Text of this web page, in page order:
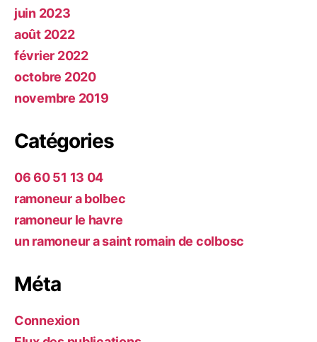
juin 2023
août 2022
février 2022
octobre 2020
novembre 2019
Catégories
06 60 51 13 04
ramoneur a bolbec
ramoneur le havre
un ramoneur a saint romain de colbosc
Méta
Connexion